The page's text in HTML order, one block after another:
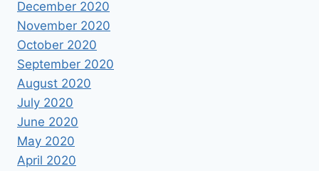
December 2020
November 2020
October 2020
September 2020
August 2020
July 2020
June 2020
May 2020
April 2020